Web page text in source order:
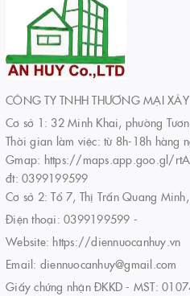
CÔNG TY TNHH THƯƠNG MẠI
Cơ sở 1: 32 Minh Khai, phường
Thời gian làm việc: từ 8h-18h hàng
Gmap: https://maps.app.goo.gl/
đt: 0399199599
Cơ sở 2: Tổ 7, Thị Trấn Quang
Điện thoại: 0399199599 -
Website: https://diennuocanhuy.vn
Email: diennuocanhuy@gmail.com
Giấy chứng nhận ĐKKD - MST: